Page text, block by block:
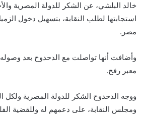
خالد البلشي، عن الشكر للدولة المصرية
استجابتها لطلب النقابة، بتسهيل دخول
مصر.
وأضافت أنها تواصلت مع الدحدوح بعد
معبر رفح.
ووجه الدحدوح الشكر للدولة المصرية ولكل
ومجلس النقابة، على دعمهم له وللقضية